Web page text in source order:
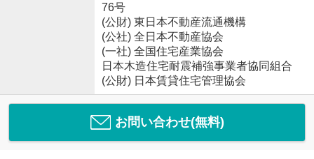
76号
(公財) 東日本不動産流通機構
(公社) 全日本不動産協会
(一社) 全国住宅産業協会
日本木造住宅耐震補強事業者協同組合
(公財) 日本賃貸住宅管理協会
お問い合わせ(無料)